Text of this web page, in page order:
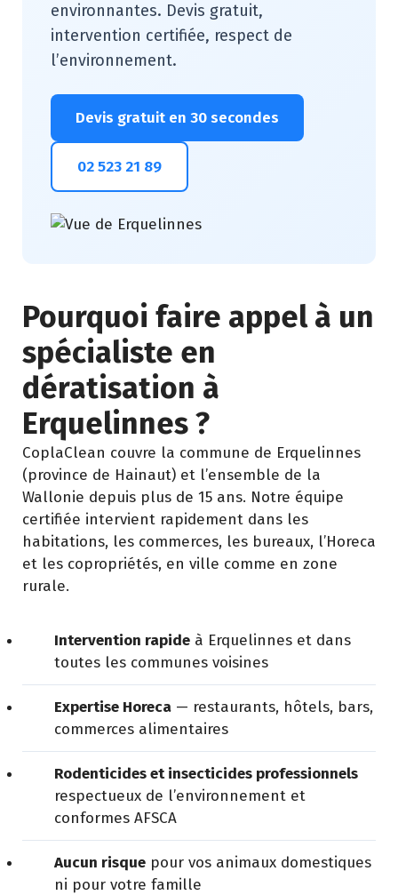
environnantes. Devis gratuit,
intervention certifiée, respect de
l’environnement.
Devis gratuit en 30 secondes
02 523 21 89
Pourquoi faire appel à un
spécialiste en
dératisation à
Erquelinnes ?
CoplaClean couvre la commune de Erquelinnes
(province de Hainaut) et l’ensemble de la
Wallonie depuis plus de 15 ans. Notre équipe
certifiée intervient rapidement dans les
habitations, les commerces, les bureaux, l’Horeca
et les copropriétés, en ville comme en zone
rurale.
Intervention rapide à Erquelinnes et dans
toutes les communes voisines
Expertise Horeca — restaurants, hôtels, bars,
commerces alimentaires
Rodenticides et insecticides professionnels
respectueux de l’environnement et
conformes AFSCA
Aucun risque pour vos animaux domestiques
ni pour votre famille